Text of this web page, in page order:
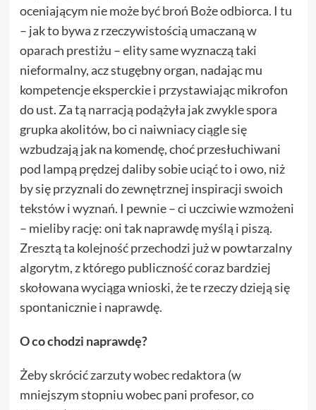
oceniającym nie może być broń Boże odbiorca. I tu
– jak to bywa z rzeczywistością umaczaną w
oparach prestiżu – elity same wyznaczą taki
nieformalny, acz stugębny organ, nadając mu
kompetencje eksperckie i przystawiając mikrofon
do ust. Za tą narracją podążyła jak zwykle spora
grupka akolitów, bo ci naiwniacy ciągle się
wzbudzają jak na komendę, choć przesłuchiwani
pod lampą prędzej daliby sobie uciąć to i owo, niż
by się przyznali do zewnętrznej inspiracji swoich
tekstów i wyznań. I pewnie – ci uczciwie wzmożeni
– mieliby rację: oni tak naprawdę myślą i piszą.
Zresztą ta kolejność przechodzi już w powtarzalny
algorytm, z którego publiczność coraz bardziej
skołowana wyciąga wnioski, że te rzeczy dzieją się
spontanicznie i naprawdę.
O co chodzi naprawdę?
Żeby skrócić zarzuty wobec redaktora (w
mniejszym stopniu wobec pani profesor, co